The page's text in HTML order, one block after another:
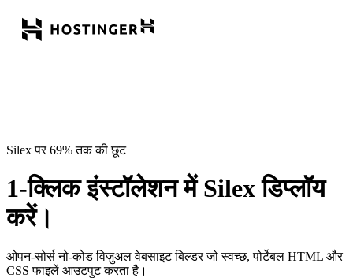
Silex पर 69% तक की छूट
1-क्लिक इंस्टॉलेशन में Silex डिप्लॉय
करें।
ओपन-सोर्स नो-कोड विज़ुअल वेबसाइट बिल्डर जो स्वच्छ, पोर्टेबल HTML और
CSS फाइलें आउटपुट करता है।